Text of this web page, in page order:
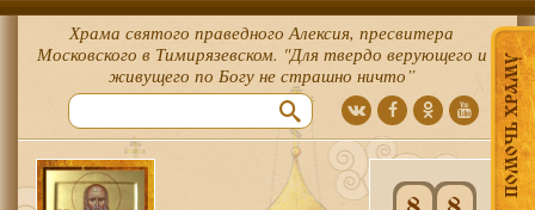
ПОМОЧЬ ХРАМУ
Храма святого праведного Алексия, пресвитера
Московского в Тимирязевском. "Для твердо верующего и
живущего по Богу не страшно ничто”